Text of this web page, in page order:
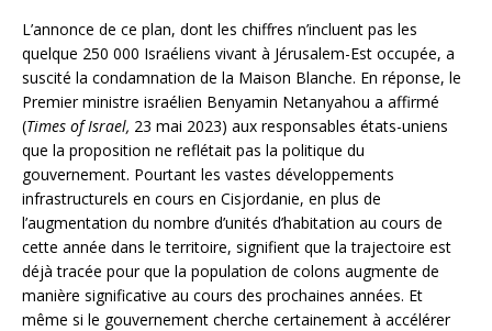
L’annonce de ce plan, dont les chiffres n’incluent pas les
quelque 250 000 Israéliens vivant à Jérusalem-Est occupée, a
suscité la condamnation de la Maison Blanche. En réponse, le
Premier ministre israélien Benyamin Netanyahou a affirmé
(Times of Israel, 23 mai 2023) aux responsables états-uniens
que la proposition ne reflétait pas la politique du
gouvernement. Pourtant les vastes développements
infrastructurels en cours en Cisjordanie, en plus de
l’augmentation du nombre d’unités d’habitation au cours de
cette année dans le territoire, signifient que la trajectoire est
déjà tracée pour que la population de colons augmente de
manière significative au cours des prochaines années. Et
même si le gouvernement cherche certainement à accélérer